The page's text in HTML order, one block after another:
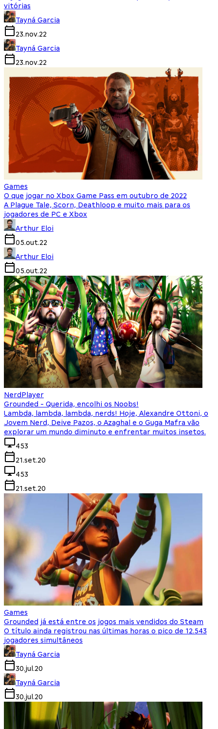
vitórias
Tayná Garcia
23.nov.22
Tayná Garcia
23.nov.22
Games
O que jogar no Xbox Game Pass em outubro de 2022
A Plague Tale, Scorn, Deathloop e muito mais para os
jogadores de PC e Xbox
Arthur Eloi
05.out.22
Arthur Eloi
05.out.22
NerdPlayer
Grounded - Querida, encolhi os Noobs!
Lambda, lambda, lambda, nerds! Hoje, Alexandre Ottoni, o
Jovem Nerd, Deive Pazos, o Azaghal e o Guga Mafra vão
explorar um mundo diminuto e enfrentar muitos insetos.
453
21.set.20
453
21.set.20
Games
Grounded já está entre os jogos mais vendidos do Steam
O título ainda registrou nas últimas horas o pico de 12.543
jogadores simultâneos
Tayná Garcia
30.jul.20
Tayná Garcia
30.jul.20